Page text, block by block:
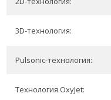
3D-технология:
Pulsonic-технология:
Технология OxyJet: